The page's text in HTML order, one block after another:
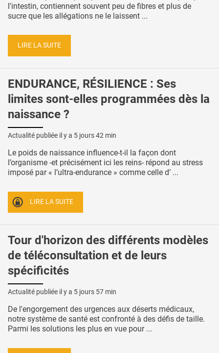
l'intestin, contiennent souvent peu de fibres et plus de
sucre que les allégations ne le laissent ...
LIRE LA SUITE
ENDURANCE, RÉSILIENCE : Ses
limites sont-elles programmées dès la
naissance ?
Actualité publiée il y a 5 jours 42 min
Le poids de naissance influence-t-il la façon dont
l’organisme -et précisément ici les reins- répond au stress
imposé par « l’ultra-endurance » comme celle d’ ...
LIRE LA SUITE
Tour d'horizon des différents modèles
de téléconsultation et de leurs
spécificités
Actualité publiée il y a 5 jours 57 min
De l'engorgement des urgences aux déserts médicaux,
notre système de santé est confronté à des défis de taille.
Parmi les solutions les plus en vue pour ...